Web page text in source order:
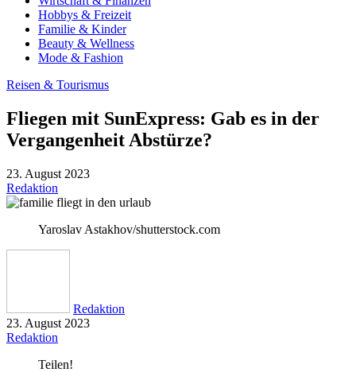
Hobbys & Freizeit
Familie & Kinder
Beauty & Wellness
Mode & Fashion
Reisen & Tourismus
Fliegen mit SunExpress: Gab es in der
Vergangenheit Abstürze?
23. August 2023
Redaktion
Yaroslav Astakhov/shutterstock.com
Redaktion
23. August 2023
Redaktion
Teilen!